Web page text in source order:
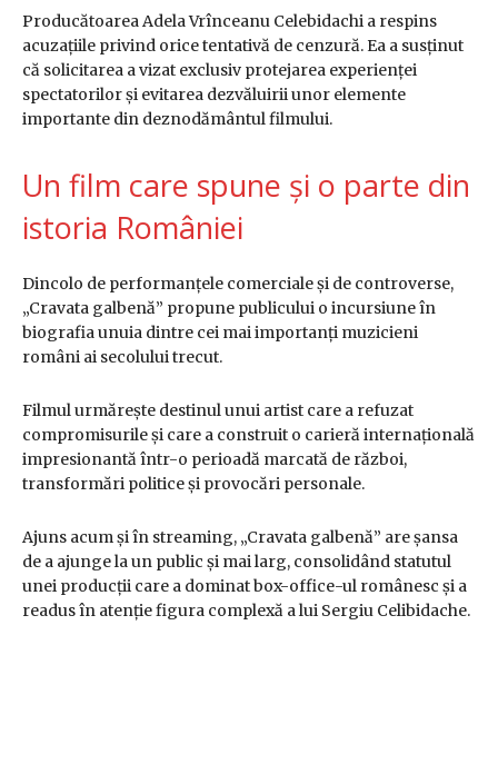
Producătoarea Adela Vrînceanu Celebidachi a respins
acuzațiile privind orice tentativă de cenzură. Ea a susținut
că solicitarea a vizat exclusiv protejarea experienței
spectatorilor și evitarea dezvăluirii unor elemente
importante din deznodământul filmului.
Un film care spune și o parte din
istoria României
Dincolo de performanțele comerciale și de controverse,
„Cravata galbenă” propune publicului o incursiune în
biografia unuia dintre cei mai importanți muzicieni
români ai secolului trecut.
Filmul urmărește destinul unui artist care a refuzat
compromisurile și care a construit o carieră internațională
impresionantă într-o perioadă marcată de război,
transformări politice și provocări personale.
Ajuns acum și în streaming, „Cravata galbenă” are șansa
de a ajunge la un public și mai larg, consolidând statutul
unei producții care a dominat box-office-ul românesc și a
readus în atenție figura complexă a lui Sergiu Celibidache.